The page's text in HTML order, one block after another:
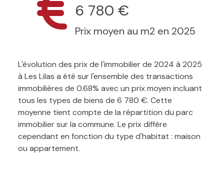
6 780 €
Prix moyen au m2 en 2025
L'évolution des prix de l'immobilier de 2024 à 2025
à Les Lilas a été sur l'ensemble des transactions
immobilières de 0.68% avec un prix moyen incluant
tous les types de biens de 6 780 €. Cette
moyenne tient compte de la répartition du parc
immobilier sur la commune. Le prix diffère
cependant en fonction du type d'habitat : maison
ou appartement.